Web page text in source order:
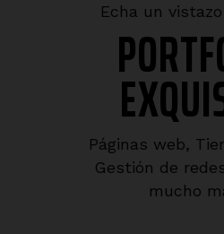
Echa un
Páginas web,
Gestión de
mucho